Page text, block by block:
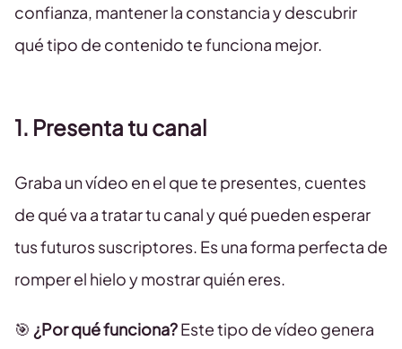
confianza, mantener la constancia y descubrir
qué tipo de contenido te funciona mejor.
1. Presenta tu canal
Graba un vídeo en el que te presentes, cuentes
de qué va a tratar tu canal y qué pueden esperar
tus futuros suscriptores. Es una forma perfecta de
romper el hielo y mostrar quién eres.
🎯 ¿Por qué funciona?Este tipo de vídeo genera